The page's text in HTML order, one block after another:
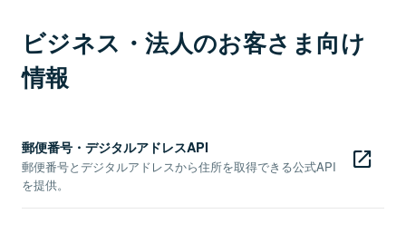
ビジネス・法人のお客さま向け
情報
郵便番号・デジタルアドレスAPI
郵便番号とデジタルアドレスから住所を取得できる公式API
を提供。